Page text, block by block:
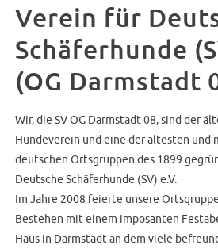
Verein für
Schäferhunde
(OG Darmstadt
Wir, die SV OG Darmstadt 08, sind der
Hundeverein und eine der ältesten und
deutschen Ortsgruppen des 1899
Deutsche Schäferhunde (SV) e.V.
Im Jahre 2008 feierte unsere
Bestehen mit einem imposanten
Haus in Darmstadt an dem viele